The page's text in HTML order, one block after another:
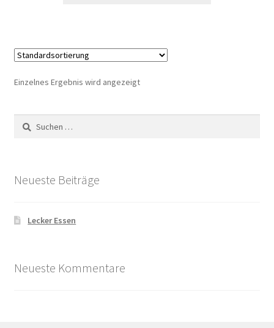
Einzelnes Ergebnis wird angezeigt
Suchen
nach:
Neueste Beiträge
Lecker Essen
Neueste Kommentare